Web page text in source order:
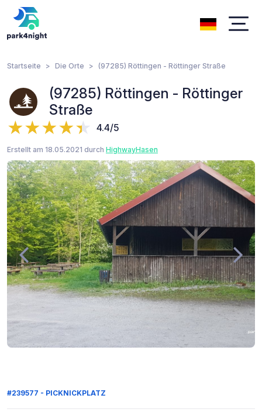
Startseite Die Orte (97285) Röttingen - Röttinger Straße
(97285) Röttingen - Röttinger
Straße
4.4/5
Erstellt am 18.05.2021 durch HighwayHasen
#239577 - PICKNICKPLATZ